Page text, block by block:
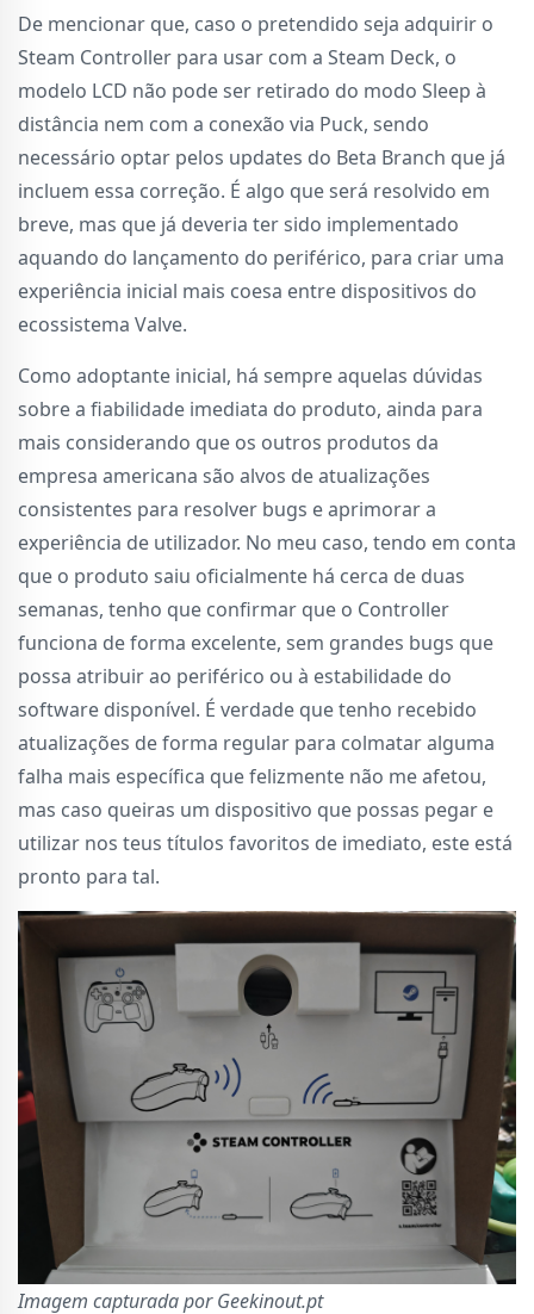
De mencionar que, caso o pretendido seja adquirir o
Steam Controller para usar com a Steam Deck, o
modelo LCD não pode ser retirado do modo Sleep à
distância nem com a conexão via Puck, sendo
necessário optar pelos updates do Beta Branch que já
incluem essa correção. É algo que será resolvido em
breve, mas que já deveria ter sido implementado
aquando do lançamento do periférico, para criar uma
experiência inicial mais coesa entre dispositivos do
ecossistema Valve.
Como adoptante inicial, há sempre aquelas dúvidas
sobre a fiabilidade imediata do produto, ainda para
mais considerando que os outros produtos da
empresa americana são alvos de atualizações
consistentes para resolver bugs e aprimorar a
experiência de utilizador. No meu caso, tendo em conta
que o produto saiu oficialmente há cerca de duas
semanas, tenho que confirmar que o Controller
funciona de forma excelente, sem grandes bugs que
possa atribuir ao periférico ou à estabilidade do
software disponível. É verdade que tenho recebido
atualizações de forma regular para colmatar alguma
falha mais específica que felizmente não me afetou,
mas caso queiras um dispositivo que possas pegar e
utilizar nos teus títulos favoritos de imediato, este está
pronto para tal.
Imagem capturada por Geekinout.pt